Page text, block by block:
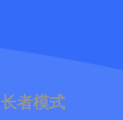
长者模式